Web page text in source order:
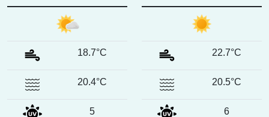
18.7°C
20.4°C
5
22.7°C
20.5°C
6